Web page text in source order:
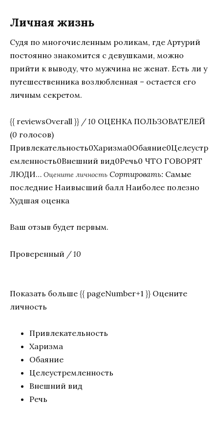
Личная жизнь
Судя по многочисленным роликам, где Артурий
постоянно знакомится с девушками, можно
прийти к выводу, что мужчина не женат. Есть ли у
путешественника возлюбленная – остается его
личным секретом.
{{ reviewsOverall }} / 10 ОЦЕНКА ПОЛЬЗОВАТЕЛЕЙ
(0 голосов)
Привлекательность0Харизма0Обаяние0Целеустр
емленность0Внешний вид0Речь0 ЧТО ГОВОРЯТ
ЛЮДИ… Оцените личность Сортировать: Самые
последние Наивысший балл Наиболее полезно
Худшая оценка
Ваш отзыв будет первым.
Проверенный / 10
Показать больше {{ pageNumber+1 }} Оцените
личность
Привлекательность
Харизма
Обаяние
Целеустремленность
Внешний вид
Речь